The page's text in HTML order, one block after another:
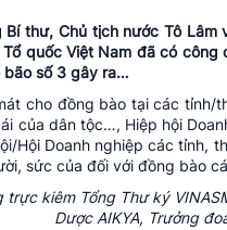
Bí thư, Chủ tịch nước Tô
quốc Việt Nam đã có
bão số 3 gây ra…
cho đồng bào tại các
của dân tộc…, Hiệp hội
Hội Doanh nghiệp các tỉnh,
sức của đối với đồng bào
kiêm Tổng Thư ký
Dược AIKYA, Trưởng